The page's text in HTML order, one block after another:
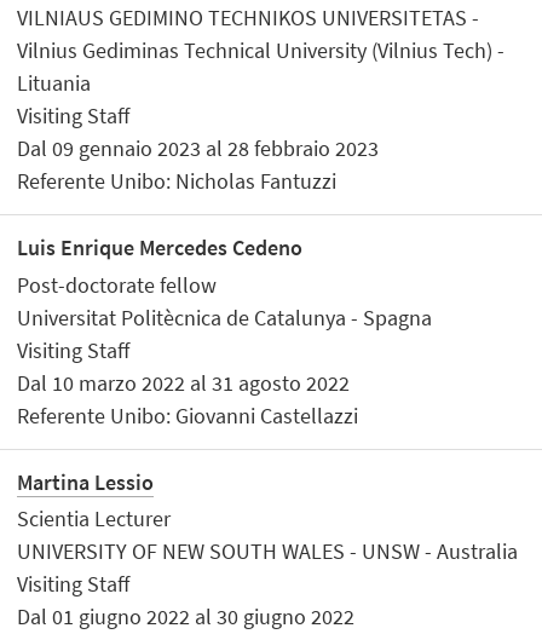
VILNIAUS GEDIMINO TECHNIKOS UNIVERSITETAS -
Vilnius Gediminas Technical University (Vilnius Tech) -
Lituania
Visiting Staff
Dal 09 gennaio 2023 al 28 febbraio 2023
Referente Unibo: Nicholas Fantuzzi
Luis Enrique Mercedes Cedeno
Post-doctorate fellow
Universitat Politècnica de Catalunya - Spagna
Visiting Staff
Dal 10 marzo 2022 al 31 agosto 2022
Referente Unibo: Giovanni Castellazzi
Martina Lessio
Scientia Lecturer
UNIVERSITY OF NEW SOUTH WALES - UNSW - Australia
Visiting Staff
Dal 01 giugno 2022 al 30 giugno 2022